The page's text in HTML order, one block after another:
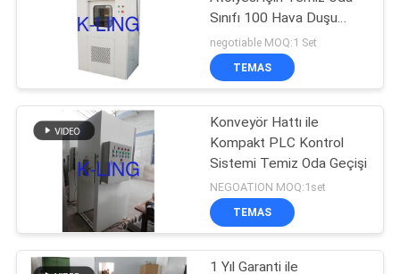
İLETIŞIM
HABERLER
DAVALAR
HARITASI
Paslanmaz çelik
Hava Duş
Temiz Oda Geçiş
Kutusu
Sınıfı 100 Hava Duşu
Geçiş Kutusu
negotiable MOQ:1 Set
TEMAS
Konveyör Hattı ile
Kompakt PLC Kontrol
Sistemi Temiz Oda Geçişi
NEGOATION MOQ:1set
TEMAS
1 Yıl Garanti ile